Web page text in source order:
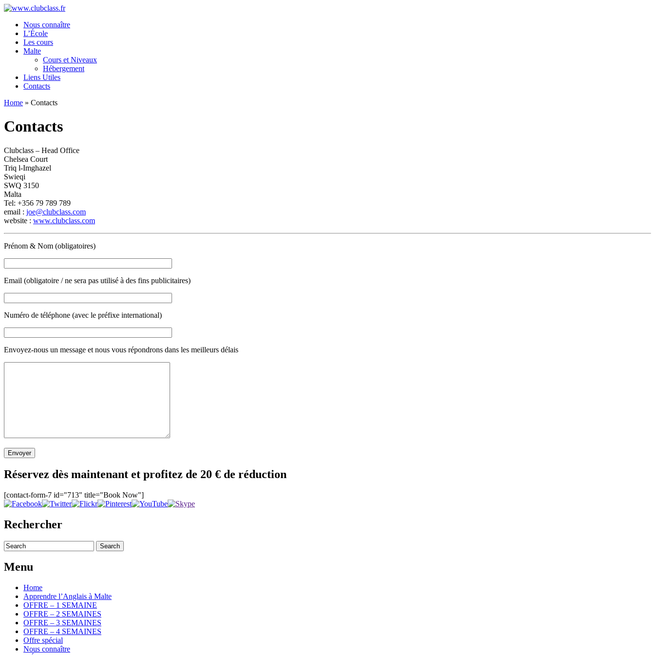
Nous connaître
L’École
Les cours
Malte
Cours et Niveaux
Hébergement
Liens Utiles
Contacts
Home » Contacts
Contacts
Clubclass – Head Office
Chelsea Court
Triq l-Imghazel
Swieqi
SWQ 3150
Malta
Tel: +356 79 789 789
email : joe@clubclass.com
website : www.clubclass.com
Prénom & Nom (obligatoires)
Email (obligatoire / ne sera pas utilisé à des fins publicitaires)
Numéro de téléphone (avec le préfixe international)
Envoyez-nous un message et nous vous répondrons dans les meilleurs délais
Réservez dès maintenant et profitez de 20 € de réduction
[contact-form-7 id="713" title="Book Now"]
Rechercher
Menu
Home
Apprendre l’Anglais à Malte
OFFRE – 1 SEMAINE
OFFRE – 2 SEMAINES
OFFRE – 3 SEMAINES
OFFRE – 4 SEMAINES
Offre spécial
Nous connaître